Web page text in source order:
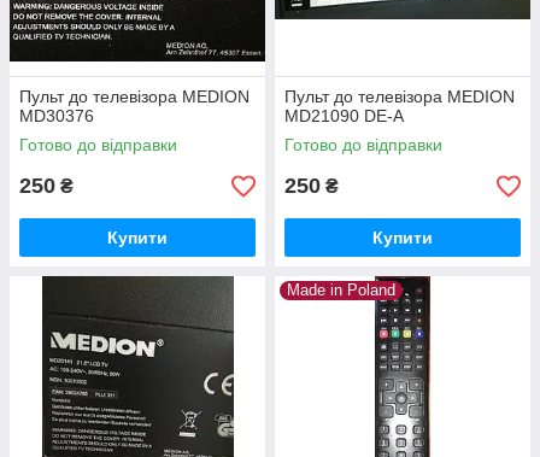
Пульт до телевізора MEDION
MD30376
Готово до відправки
250 ₴
Купити
Пульт до телевізора MEDION
MD21090 DE-A
Готово до відправки
250 ₴
Купити
Made in Poland